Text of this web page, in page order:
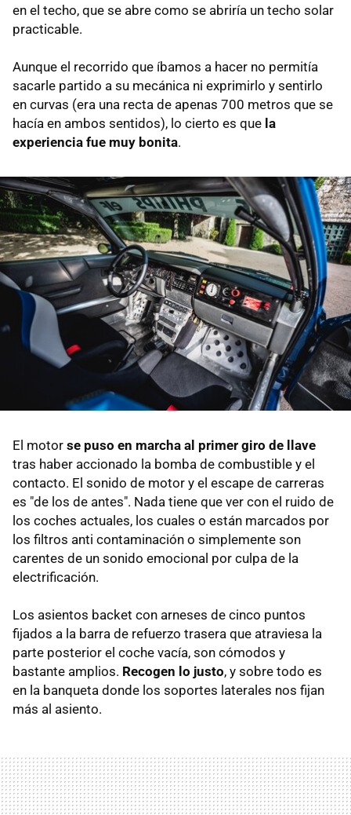
en el techo, que se abre como se abriría un techo solar
practicable.
Aunque el recorrido que íbamos a hacer no permitía
sacarle partido a su mecánica ni exprimirlo y sentirlo
en curvas (era una recta de apenas 700 metros que se
hacía en ambos sentidos), lo cierto es que la
experiencia fue muy bonita.
El motor se puso en marcha al primer giro de llave
tras haber accionado la bomba de combustible y el
contacto. El sonido de motor y el escape de carreras
es "de los de antes". Nada tiene que ver con el ruido de
los coches actuales, los cuales o están marcados por
los filtros anti contaminación o simplemente son
carentes de un sonido emocional por culpa de la
electrificación.
Los asientos backet con arneses de cinco puntos
fijados a la barra de refuerzo trasera que atraviesa la
parte posterior el coche vacía, son cómodos y
bastante amplios. Recogen lo justo, y sobre todo es
en la banqueta donde los soportes laterales nos fijan
más al asiento.